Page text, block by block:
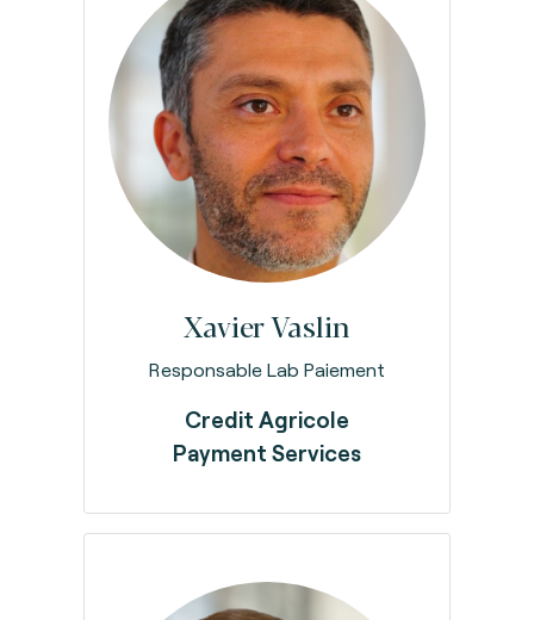
Xavier Vaslin
Responsable Lab Paiement
Credit Agricole
Payment Services